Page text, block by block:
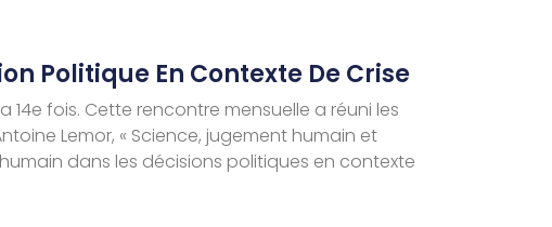
Politique En Contexte De Crise
14e fois. Cette rencontre mensuelle a réuni les
Lemor, « Science, jugement humain et
dans les décisions politiques en contexte